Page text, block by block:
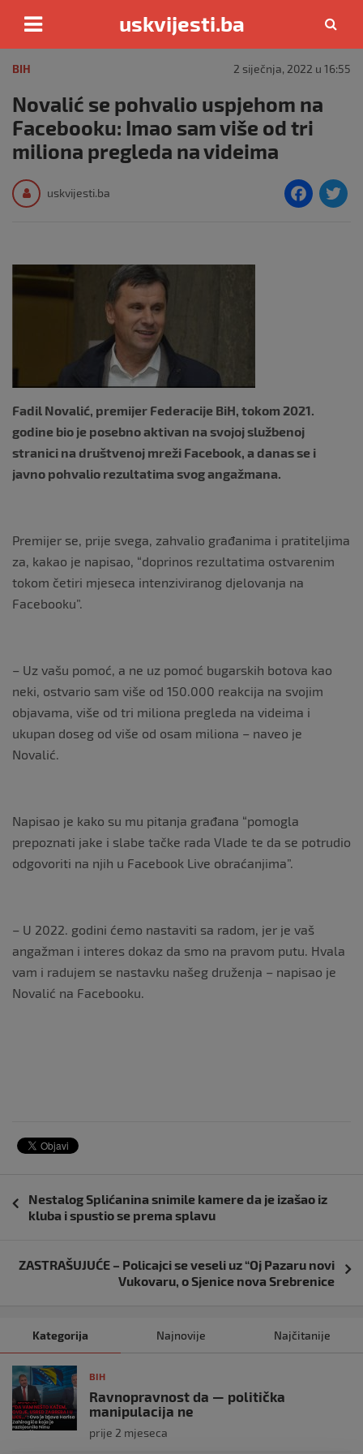
content
uskvijesti.ba
BIH 2 siječnja, 2022 u 16:55
Novalić se pohvalio uspjehom na
Facebooku: Imao sam više od tri
miliona pregleda na videima
uskvijesti.ba
F
Fadil Novalić, premijer Federacije BiH, tokom 2021.
godine bio je posebno aktivan na svojoj službenoj
stranici na društvenoj mreži Facebook, a danas se i
javno pohvalio rezultatima svog angažmana.
Premijer se, prije svega, zahvalio građanima i pratiteljima
za, kakao je napisao, “doprinos rezultatima ostvarenim
tokom četiri mjeseca intenziviranog djelovanja na
Facebooku”.
– Uz vašu pomoć, a ne uz pomoć bugarskih botova kao
neki, ostvario sam više od 150.000 reakcija na svojim
objavama, više od tri miliona pregleda na videima i
ukupan doseg od više od osam miliona – naveo je
Novalić.
Napisao je kako su mu pitanja građana “pomogla
prepoznati jake i slabe tačke rada Vlade te da se potrudio
odgovoriti na njih u Facebook Live obraćanjima”.
– U 2022. godini ćemo nastaviti sa radom, jer je vaš
angažman i interes dokaz da smo na pravom putu. Hvala
vam i radujem se nastavku našeg druženja – napisao je
Novalić na Facebooku.
objava
Nestalog Splićanina snimile kamere da je izašao iz
kluba i spustio se prema splavu
ZASTRAŠUJUĆE – Policajci se veseli uz “Oj Pazaru novi
Vukovaru, o Sjenice nova Srebrenice
Kategorija Najnovije Najčitanije
BIH
Ravnopravnost da — politička
manipulacija ne
prije 2 mjeseca